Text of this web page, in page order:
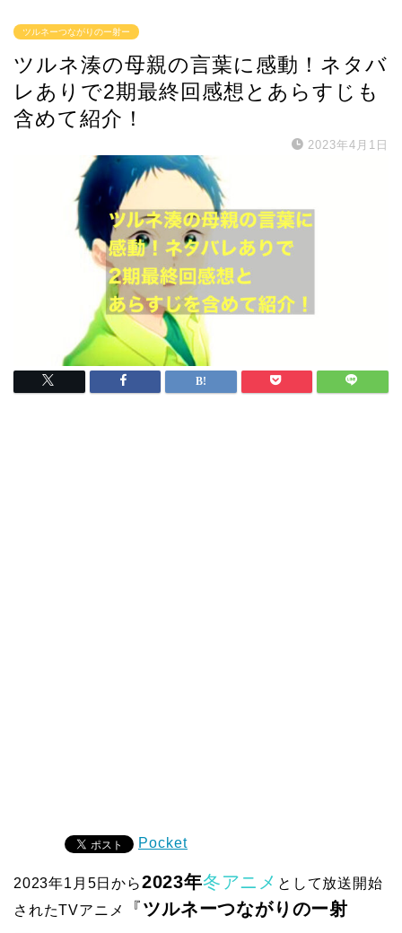
ツルネーつながりのー射ー
ツルネ湊の母親の言葉に感動！ネタバ
レありで2期最終回感想とあらすじも
含めて紹介！
2023年4月1日
Pocket
2023年1月5日から2023年冬アニメ として放送開始
されたTVアニメ
『ツルネーつながりのー射